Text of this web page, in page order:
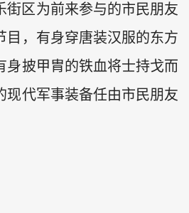
街区为前来参与的市民朋友
目，有身穿唐装汉服的东方
身披甲胄的铁血将士持戈而
现代军事装备任由市民朋友